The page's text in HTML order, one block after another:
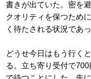
書きが出ていた。密を
クオリティを保つため
く待たされる状況であっ
どうせ今日はもう行く
る。立ち寄り受付で